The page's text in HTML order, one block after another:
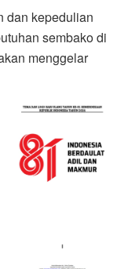
dan kepedulian
sembako di
menggelar